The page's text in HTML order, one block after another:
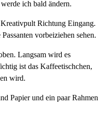
ich bald ändern.
Richtung Eingang.
vorbeiziehen sehen.
Langsam wird es
ist das Kaffeetischchen,
wird.
Papier und ein paar Rahmen